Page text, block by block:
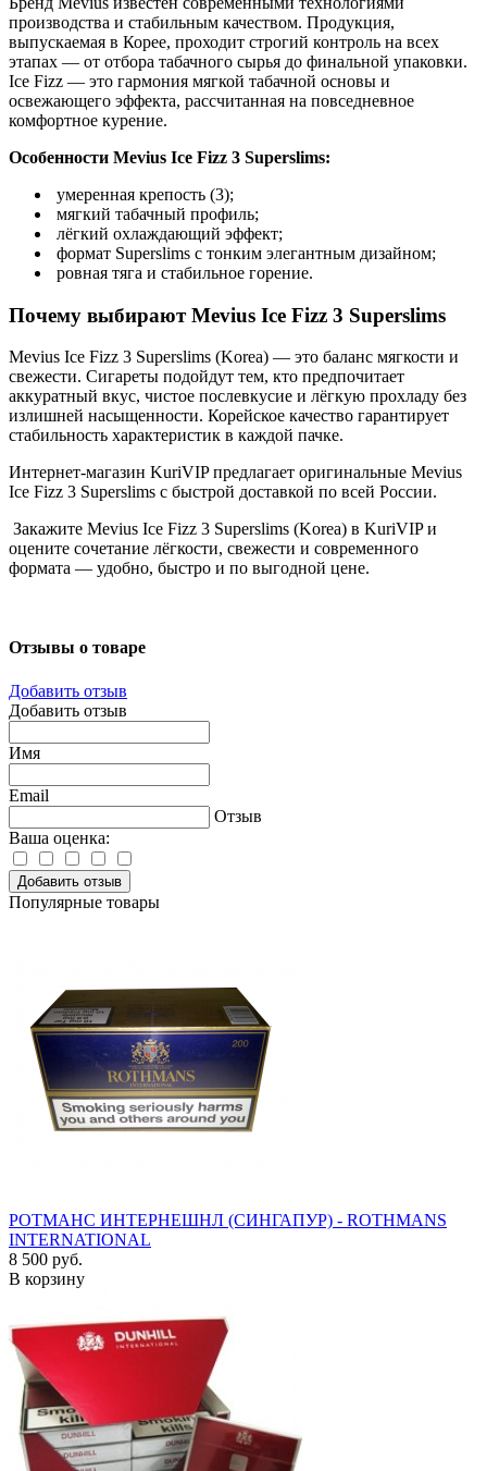
производства и стабильным качеством. Продукция,
выпускаемая в Корее, проходит строгий контроль на всех
этапах — от отбора табачного сырья до финальной упаковки.
Ice Fizz — это гармония мягкой табачной основы и
освежающего эффекта, рассчитанная на повседневное
комфортное курение.
Особенности Mevius Ice Fizz 3 Superslims:
умеренная крепость (3);
мягкий табачный профиль;
лёгкий охлаждающий эффект;
формат Superslims с тонким элегантным дизайном;
ровная тяга и стабильное горение.
Почему выбирают Mevius Ice Fizz 3 Superslims
Mevius Ice Fizz 3 Superslims (Korea) — это баланс мягкости и
свежести. Сигареты подойдут тем, кто предпочитает
аккуратный вкус, чистое послевкусие и лёгкую прохладу без
излишней насыщенности. Корейское качество гарантирует
стабильность характеристик в каждой пачке.
Интернет-магазин KuriVIP предлагает оригинальные Mevius
Ice Fizz 3 Superslims с быстрой доставкой по всей России.
Закажите Mevius Ice Fizz 3 Superslims (Korea) в KuriVIP и
оцените сочетание лёгкости, свежести и современного
формата — удобно, быстро и по выгодной цене.
Отзывы о товаре
Добавить отзыв
Добавить отзыв
Имя
Email
Отзыв
Ваша оценка:
Добавить отзыв
Популярные товары
РОТМАНС ИНТЕРНЕШНЛ (СИНГАПУР) - ROTHMANS
INTERNATIONAL
8 500 руб.
В корзину